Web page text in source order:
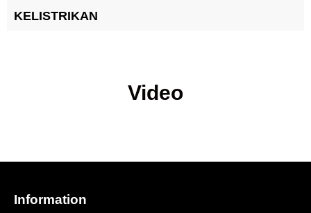
KELISTRIKAN
Video
Information